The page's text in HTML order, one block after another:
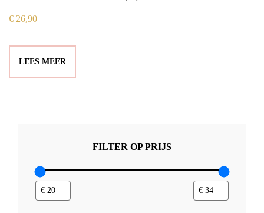
€ 26,90
LEES MEER
FILTER OP PRIJS